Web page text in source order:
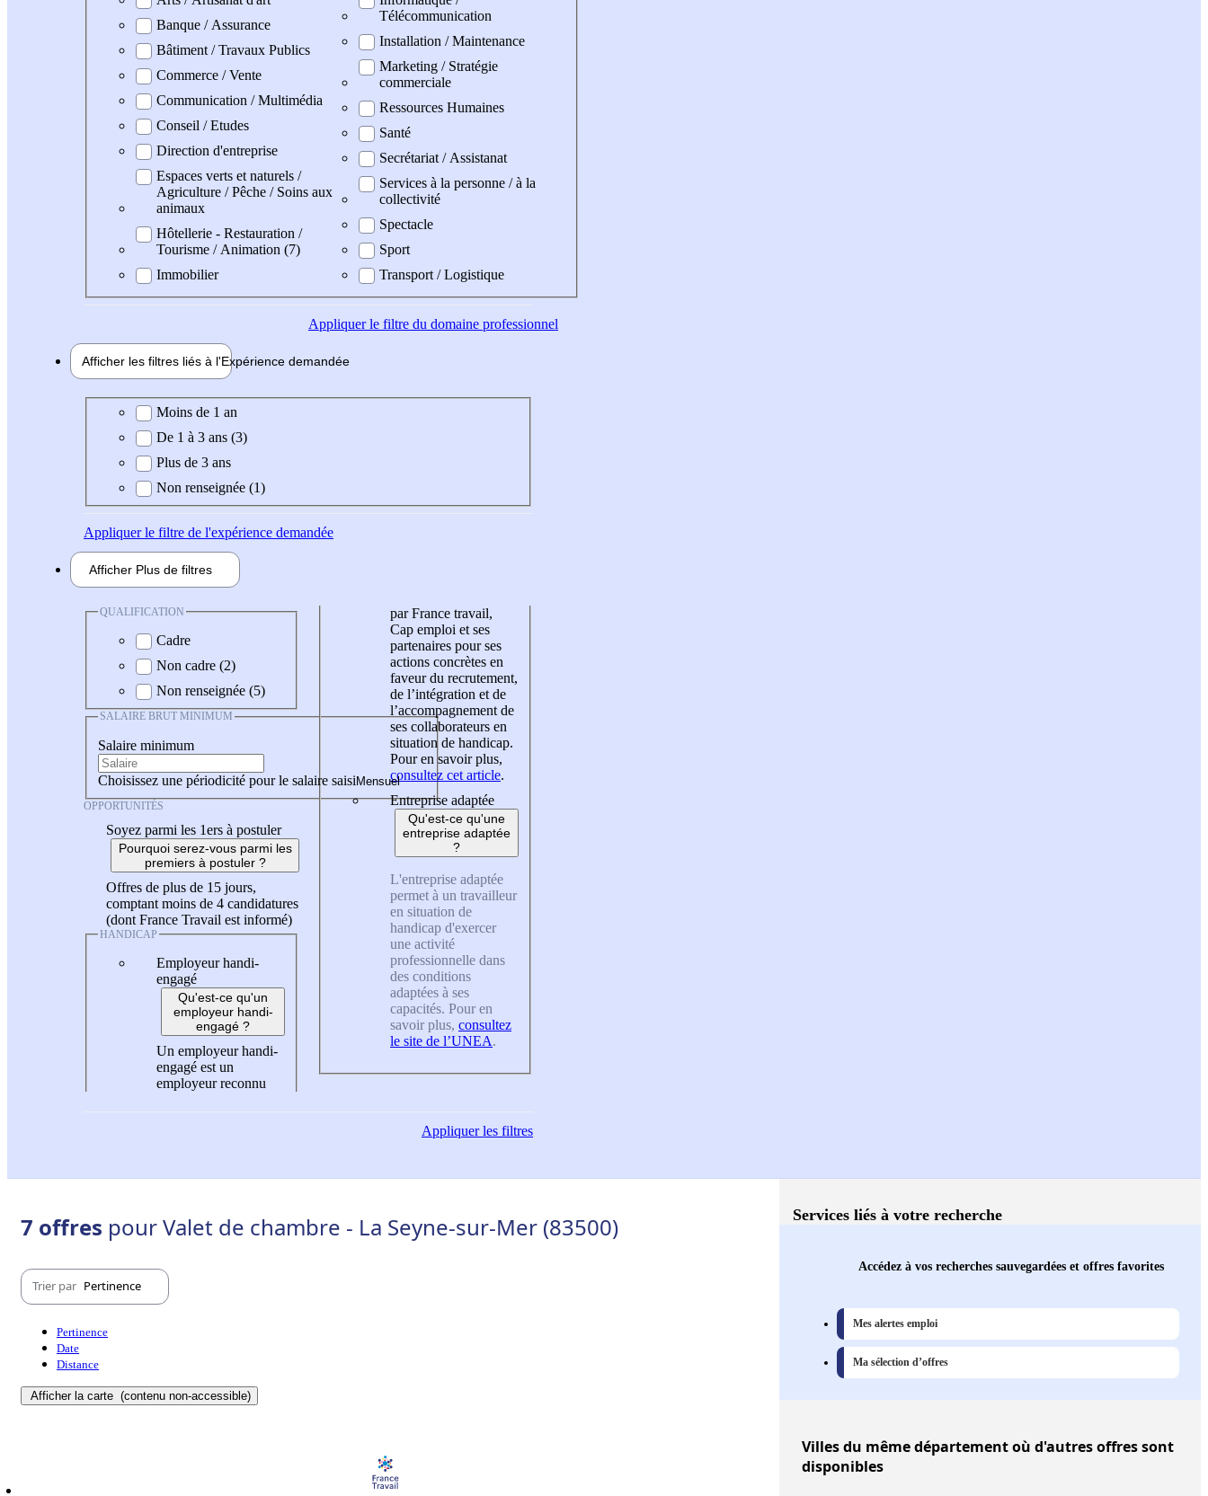
Banque / Assurance
Bâtiment / Travaux Publics
Commerce / Vente
Communication / Multimédia
Conseil / Etudes
Direction d'entreprise
Espaces verts et naturels /
Agriculture / Pêche / Soins aux
animaux
Hôtellerie - Restauration /
Tourisme / Animation (7)
Immobilier
Télécommunication
Installation / Maintenance
Marketing / Stratégie
commerciale
Ressources Humaines
Santé
Secrétariat / Assistanat
Services à la personne / à la
collectivité
Spectacle
Sport
Transport / Logistique
Appliquerle filtre du domaine professionnel
Afficher les filtres liés à l'Expérience demandée
Expérience demandée
Moins de 1 an
De 1 à 3 ans (3)
Plus de 3 ans
Non renseignée (1)
Appliquerle filtre de l'expérience demandée
Afficher Plus de filtres
QUALIFICATION
Cadre
Non cadre (2)
Non renseignée (5)
SALAIRE BRUT MINIMUM
Salaire minimum
Choisissez une périodicité pour le salaire saisi
OPPORTUNITÉS
Soyez parmi les 1ers à postuler
Pourquoi serez-vous parmi les
premiers à postuler ?
Offres de plus de 15 jours,
comptant moins de 4 candidatures
(dont France Travail est informé)
HANDICAP
Employeur handi-
engagé
Qu'est-ce qu'un
employeur handi-
engagé ?
Un employeur handi-
engagé est un
employeur reconnu
par France travail,
Cap emploi et ses
partenaires pour ses
actions concrètes en
faveur du recrutement,
de l’intégration et de
l’accompagnement de
ses collaborateurs en
situation de handicap.
Pour en savoir plus,
consultez cet article.
Entreprise adaptée
Qu'est-ce qu'une
entreprise adaptée
?
L'entreprise adaptée
permet à un travailleur
en situation de
handicap d'exercer
une activité
professionnelle dans
des conditions
adaptées à ses
capacités. Pour en
savoir plus, consultez
le site de l’UNEA.
Appliquerles filtres
7 offres pour Valet de chambre - La Seyne-sur-Mer (83500)
Trier par Pertinence
Pertinence
Date
Distance
Afficher la carte (contenu non-accessible)
Services liés à votre recherche
Accédez à vos recherches sauvegardées et offres favorites
Mes alertes emploi
Ma sélection d’offres
Villesdu même département où d'autres offres sont
disponibles